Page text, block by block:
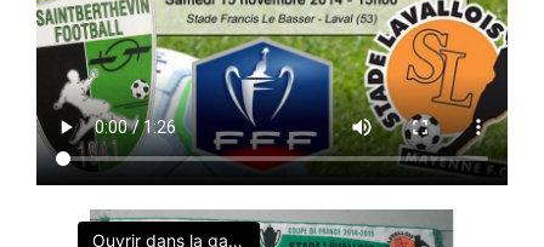
Ouvrir dans la galerie